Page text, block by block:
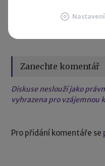
Zanechte komentář
Diskuse neslouží jako
vyhrazena pro vzájemnou
Pro přidání komentáře se